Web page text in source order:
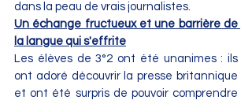
dans la peau de vrais journalistes.
Un échange fructueux et une barrière de
la langue qui s'effrite
Les élèves de 3°2 ont été unanimes : ils
ont adoré découvrir la presse britannique
et ont été surpris de pouvoir comprendre